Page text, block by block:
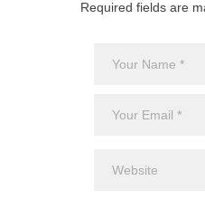
Required fields are